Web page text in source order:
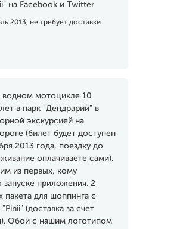
на Facebook и Twitter
2013, не требует доставки
водном мотоцикле 10
в парк "Дендрарий" в
экскурсией на
(билет будет доступен
2013 года, поездку до
оплачиваете сами).
из первых, кому
приложения. 2
для шоппинга с
(доставка за счет
Обои с нашим логотипом